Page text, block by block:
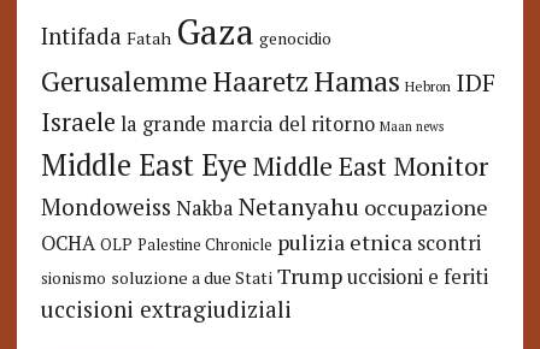
Intifada Fatah Gaza genocidio
GerusalemmeHaaretzHamas Hebron IDF
Israele la grande marcia del ritorno Maan news
Middle East Eye Middle East Monitor
Mondoweiss Nakba Netanyahu occupazione
OCHA OLP Palestine Chronicle pulizia etnica scontri
sionismo soluzione a due Stati Trump uccisioni e feriti
uccisioni extragiudiziali